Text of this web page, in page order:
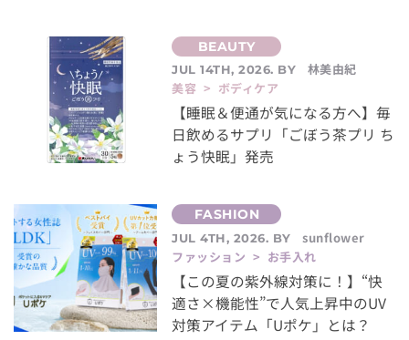
JUL 14TH, 2026. BY
林美由紀
美容 > ボディケア
【睡眠＆便通が気になる方へ】毎
日飲めるサプリ「ごぼう茶プリ ち
ょう快眠」発売
JUL 4TH, 2026. BY
sunflower
ファッション > お手入れ
【この夏の紫外線対策に！】“快
適さ×機能性”で人気上昇中のUV
対策アイテム「Uポケ」とは？